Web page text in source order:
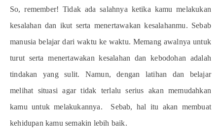
So, remember! Tidak ada salahnya ketika kamu melakukan
kesalahan dan ikut serta menertawakan kesalahanmu. Sebab
manusia belajar dari waktu ke waktu. Memang awalnya untuk
turut serta menertawakan kesalahan dan kebodohan adalah
tindakan yang sulit. Namun, dengan latihan dan belajar
melihat situasi agar tidak terlalu serius akan memudahkan
kamu untuk melakukannya. Sebab, hal itu akan membuat
kehidupan kamu semakin lebih baik.